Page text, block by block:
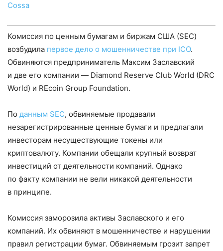
Cossa
Комиссия по ценным бумагам и биржам США (SEC)
возбудила первое дело о мошенничестве при ICO.
Обвиняются предприниматель Максим Заславский
и две его компании — Diamond Reserve Club World (DRC
World) и REcoin Group Foundation.
По данным SEC, обвиняемые продавали
незарегистрированные ценные бумаги и предлагали
инвесторам несуществующие токены или
криптовалюту. Компании обещали крупный возврат
инвестиций от деятельности компаний. Однако
по факту компании не вели никакой деятельности
в принципе.
Комиссия заморозила активы Заславского и его
компаний. Их обвиняют в мошенничестве и нарушении
правил регистрации бумаг. Обвиняемым грозит запрет